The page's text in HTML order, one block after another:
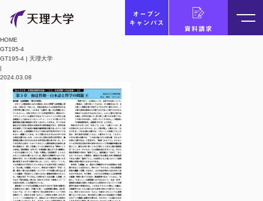
オープン
キャンパス
資料請求
HOME
GT195-4
GT195-4 | 天理大学
|
2024.03.08